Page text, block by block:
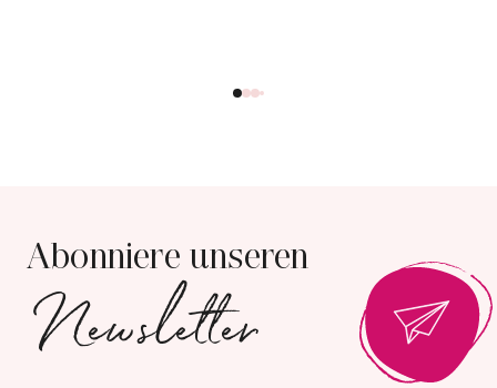
Abonniere unseren
Newsletter